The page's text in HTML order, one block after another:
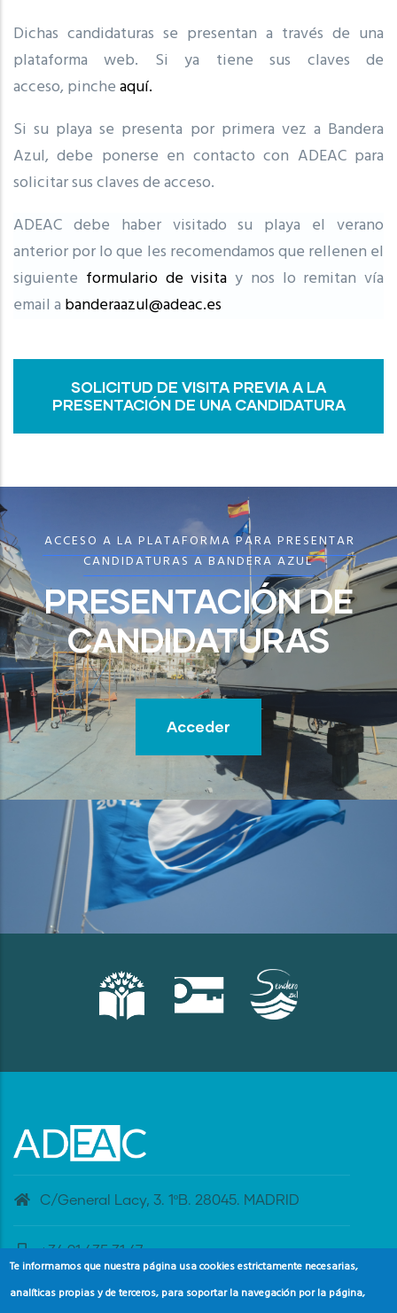
Dichas candidaturas se presentan a través de una
plataforma web. Si ya tiene sus claves de
acceso, pincheaquí.
Si su playa se presenta por primera vez a Bandera
Azul, debe ponerse en contacto con ADEAC para
solicitar sus claves de acceso.
ADEAC debe haber visitado su playa el verano
anterior por lo que les recomendamos que rellenen el
siguiente formulario de visita y nos lo remitan vía
email a banderaazul@adeac.es
SOLICITUD DE VISITA PREVIA A LA
PRESENTACIÓN DE UNA CANDIDATURA
ACCESO A LA PLATAFORMA PARA PRESENTAR
CANDIDATURAS A BANDERA AZUL
PRESENTACIÓN DE
CANDIDATURAS
Acceder
C/General Lacy, 3. 1ºB. 28045. MADRID
+34 91 435 31 47
banderaazul@adeac.es
Te informamos que nuestra página usa cookies estrictamente necesarias,
analíticas propias y de terceros, para soportar la navegación por la página,